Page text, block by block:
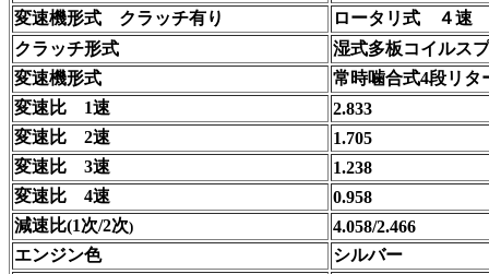
変速機形式 クラッチ有り
ロータリ式 ４速
クラッチ形式
湿式多板コイルス
変速機形式
常時噛合式4段リタ
変速比 1速
2.833
変速比 2速
1.705
変速比 3速
1.238
変速比 4速
0.958
減速比(1次/2次)
4.058/2.466
エンジン色
シルバー